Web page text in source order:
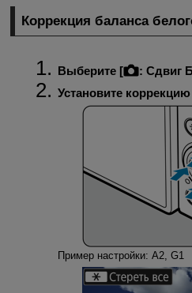
Коррекция баланса
Выберите [ : Сдвиг
Установите
Пример настройки: A2, G1